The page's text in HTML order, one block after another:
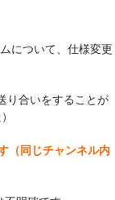
について、仕様変更
り合いをすることが
（同じチャンネル内